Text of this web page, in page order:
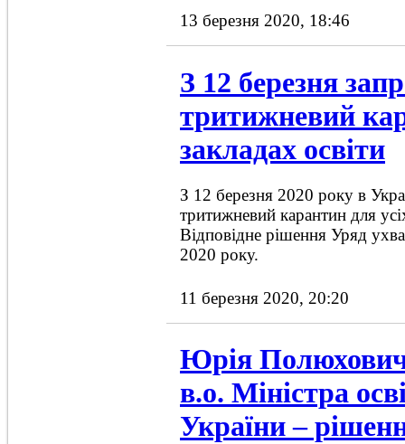
13 березня 2020, 18:46
З 12 березня
тритижневий
закладах освіти
З 12 березня 2020 року в
тритижневий карантин для
Відповідне рішення Уряд
2020 року.
11 березня 2020, 20:20
Юрія
в.о. Міністра
України –